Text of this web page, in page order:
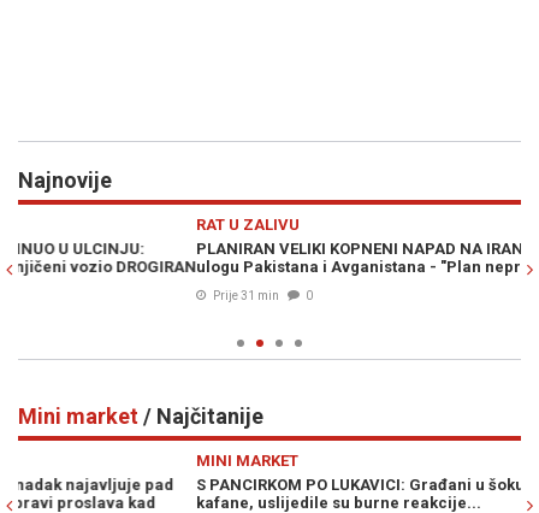
Najnovije
PLANIRAN VELIKI KOPNENI NAPAD NA IRAN: Pezeškijan otkrio
ulogu Pakistana i Avganistana - "Plan neprijatelja je propao"
Mini market/ Najčitanije
S PANCIRKOM PO LUKAVICI: Građani u šoku nakon fotografije iz
kafane, uslijedile su burne reakcije...